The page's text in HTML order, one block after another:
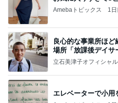
Amebaトピックス 1
良心的な事業所ほ
場所「放課後デイサ
実の
立石美津子オフィシャ
エレベーターで小用